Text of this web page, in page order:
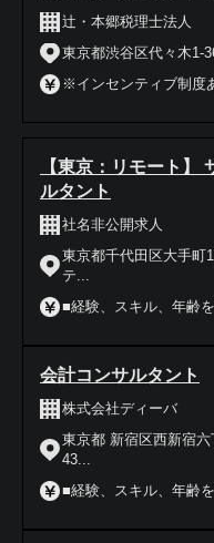
辻・本郷税理士法人
東京都渋谷区代々木1-
※インセンティブ制度
【東京：リモート】
ルタント
社名非公開求人
東京都千代田区大手町
テ...
■経験、スキル、年齢
会計コンサルタント
株式会社ディーバ
東京都 新宿区西新宿
43...
■経験、スキル、年齢